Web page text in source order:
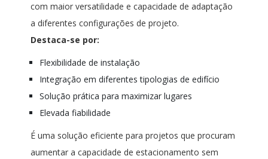
com maior versatilidade e capacidade de adaptação
a diferentes configurações de projeto.
Destaca-se por:
Flexibilidade de instalação
Integração em diferentes tipologias de edifício
Solução prática para maximizar lugares
Elevada fiabilidade
É uma solução eficiente para projetos que procuram
aumentar a capacidade de estacionamento sem